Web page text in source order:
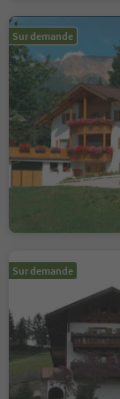
Sur demande
Sur demande